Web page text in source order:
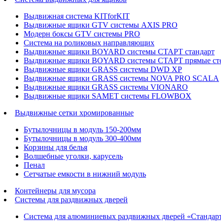
Выдвижная система KITforKIT
Выдвижные ящики GTV системы AXIS PRO
Модерн боксы GTV системы PRO
Система на роликовых направляющих
Выдвижные ящики BOYARD системы СТАРТ стандарт
Выдвижные ящики BOYARD системы СТАРТ прямые
Выдвижные ящики GRASS системы DWD XP
Выдвижные ящики GRASS системы NOVA PRO SCALA
Выдвижные ящики GRASS системы VIONARO
Выдвижные ящики SAMET системы FLOWBOX
Выдвижные сетки хромированные
Бутылочницы в модуль 150-200мм
Бутылочницы в модуль 300-400мм
Корзины для белья
Волшебные уголки, карусель
Пенал
Cетчатые емкости в нижний модуль
Контейнеры для мусора
Системы для раздвижных дверей
Система для алюминиевых раздвижных дверей